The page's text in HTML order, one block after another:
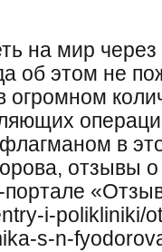
на мир
об этом не
огромном
в
отзывы
портале
i-polikliniki/
s-n-